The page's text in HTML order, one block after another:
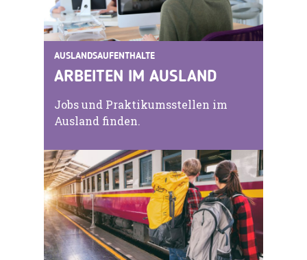
AUSLANDSAUFENTHALTE
ARBEITEN IM AUSLAND
Jobs und Praktikumsstellen im
Ausland finden.